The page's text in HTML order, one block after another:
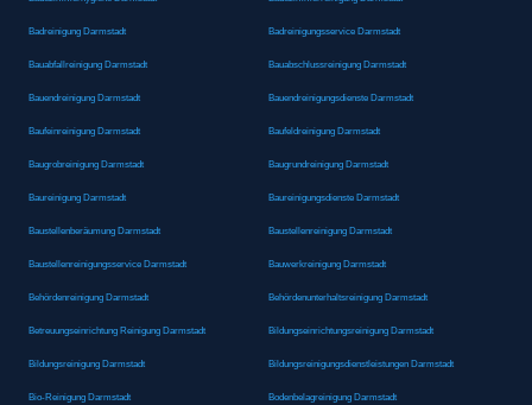
Badreinigung Darmstadt Badreinigungsservice Darmstadt
Bauabfallreinigung Darmstadt Bauabschlussreinigung Darmstadt
Bauendreinigung Darmstadt Bauendreinigungsdienste Darmstadt
Baufeinreinigung Darmstadt Baufeldreinigung Darmstadt
Baugrobreinigung Darmstadt Baugrundreinigung Darmstadt
Baureinigung Darmstadt Baureinigungsdienste Darmstadt
Baustellenberäumung Darmstadt Baustellenreinigung Darmstadt
Baustellenreinigungsservice Darmstadt Bauwerkreinigung Darmstadt
Behördenreinigung Darmstadt Behördenunterhaltsreinigung Darmstadt
Betreuungseinrichtung Reinigung Darmstadt Bildungseinrichtungsreinigung Darmstadt
Bildungsreinigung Darmstadt Bildungsreinigungsdienstleistungen Darmstadt
Bio-Reinigung Darmstadt Bodenbelagreinigung Darmstadt